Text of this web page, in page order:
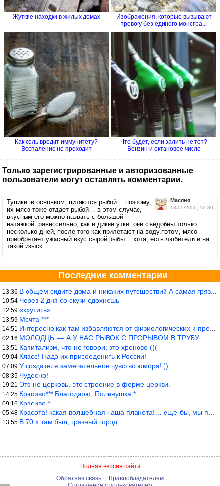
Жуткие находки в жилых домах
Изображения, которые вызывают
тревогу без единого монстра...
Как соль вредит иммунитету?
Воспаление не проходит
Что будет, если залить не тот?
Бензин и октановое число
Только зарегистрированные и авторизованные
пользователи могут оставлять комментарии.
Масяня
18/05/2026, 12:30
Тупики, в основном, питаются рыбой… поэтому,
их мясо тоже отдает рыбой… в этом случае,
вкусным его можно назвать с большой
натяжкой. равносильно, как и дикие утки. они съедобны только
несколько дней, после того как прилетают на воду.потом, мясо
приобретает ужасный вкус сырой рыбы… хотя, есть любители и на
такой изыск…
Последние комментарии
13:36 В общем сидите дома и никаких путешествий А самая грязная в от
10:54 Через 2 дня со скуки сдохнешь
12:59 «крутить».
13:59 Мечта ***
14:51 Интересно как там избавляются от физиологических и прочих отходо
02:16 МОЛОДЦЫ — А У НАС РЫВОК С ПРОРЫВОМ В ТРУБУ
13:51 Капитализм, что не говори, это хреново (((
09:04 Класс! Надо их присоеденить к России!
07:09 У создателя замечательное чувство юмора! ))
08:35 Чудесно!
19:21 Это не церковь, это строение в форме церкви.
14:25 Красиво*** Благодарю, Полинушка *
09:16 Красиво *
05:48 Красота! какая волшебная наша планета!… еще-бы, мы понимали это…
13:55 В 70 х там был, грязный город.
Полная версия сайта
Обратная связь | Правообладателям